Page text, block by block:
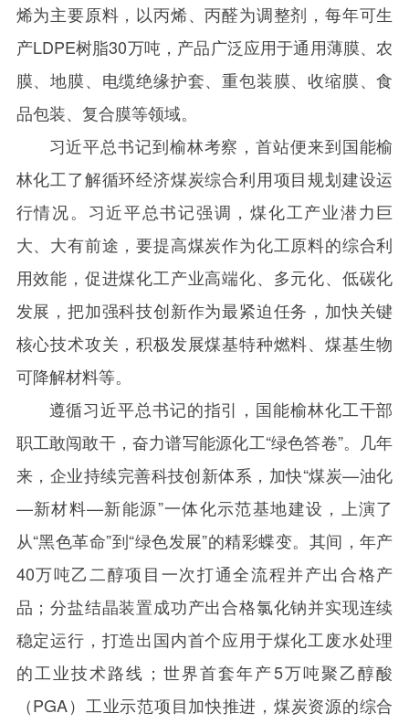
烯为主要原料，以丙烯、丙醛为调整剂，每年可生
产LDPE树脂30万吨，产品广泛应用于通用薄膜、农
膜、地膜、电缆绝缘护套、重包装膜、收缩膜、食
品包装、复合膜等领域。
习近平总书记到榆林考察，首站便来到国能榆
林化工了解循环经济煤炭综合利用项目规划建设运
行情况。习近平总书记强调，煤化工产业潜力巨
大、大有前途，要提高煤炭作为化工原料的综合利
用效能，促进煤化工产业高端化、多元化、低碳化
发展，把加强科技创新作为最紧迫任务，加快关键
核心技术攻关，积极发展煤基特种燃料、煤基生物
可降解材料等。
遵循习近平总书记的指引，国能榆林化工干部
职工敢闯敢干，奋力谱写能源化工“绿色答卷”。几年
来，企业持续完善科技创新体系，加快“煤炭—油化
—新材料—新能源”一体化示范基地建设，上演了
从“黑色革命”到“绿色发展”的精彩蝶变。其间，年产
40万吨乙二醇项目一次打通全流程并产出合格产
品；分盐结晶装置成功产出合格氯化钠并实现连续
稳定运行，打造出国内首个应用于煤化工废水处理
的工业技术路线；世界首套年产5万吨聚乙醇酸
（PGA）工业示范项目加快推进，煤炭资源的综合